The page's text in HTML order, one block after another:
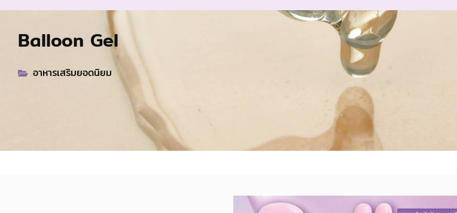
Balloon Gel
อาหารเสริมยอดนิยม